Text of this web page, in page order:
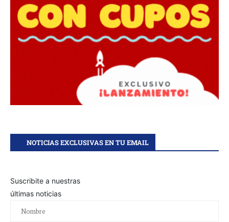
NOTICIAS EXCLUSIVAS EN TU EMAIL
Suscribite a nuestras
últimas noticias